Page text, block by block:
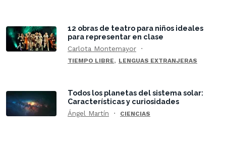
12 obras de teatro para niños ideales
para representar en clase
Carlota Montemayor
TIEMPO LIBRE, LENGUAS EXTRANJERAS
Todos los planetas del sistema solar:
Características y curiosidades
Ángel Martín CIENCIAS